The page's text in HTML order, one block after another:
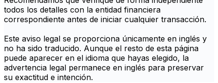
todos los detalles con la entidad financiera
correspondiente antes de iniciar cualquier transacción.
Este aviso legal se proporciona únicamente en inglés y
no ha sido traducido. Aunque el resto de esta página
puede aparecer en el idioma que hayas elegido, la
advertencia legal permanece en inglés para preservar
su exactitud e intención.